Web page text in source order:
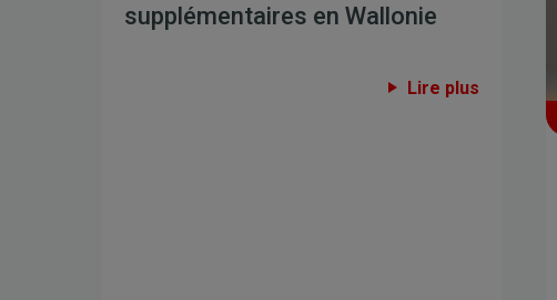
supplémentaires en Wallonie
Lire plus